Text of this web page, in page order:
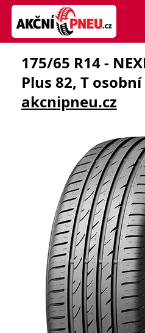
175/65 R14 -
Plus 82, T
akcnipneu.cz